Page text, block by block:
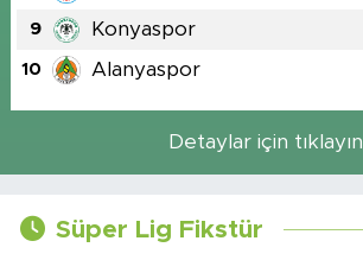
9 Konyaspor
10 Alanyaspor
Detaylar için tıklayın
Süper Lig Fikstür